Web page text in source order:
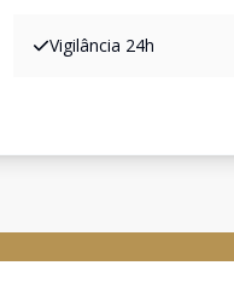
Vigilância 24h